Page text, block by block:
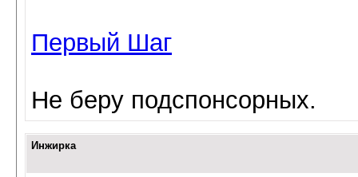
Первый Шаг
Не беру подспонсорных.
Инжирка